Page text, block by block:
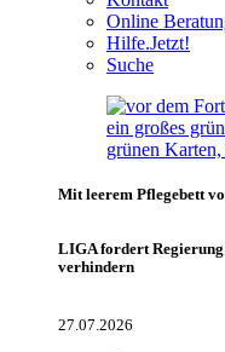
Online
Hilfe.Jetzt!
Suche
Mit leerem Pflegebett
LIGA fordert Regierung
verhindern
27.07.2026